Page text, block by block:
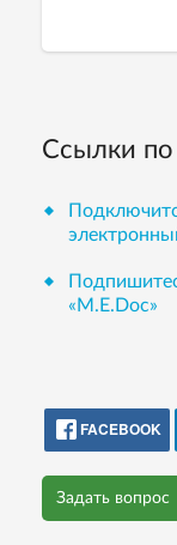
Ссылки
«М.Е.Doc»
FACEBOOK
Задать вопрос